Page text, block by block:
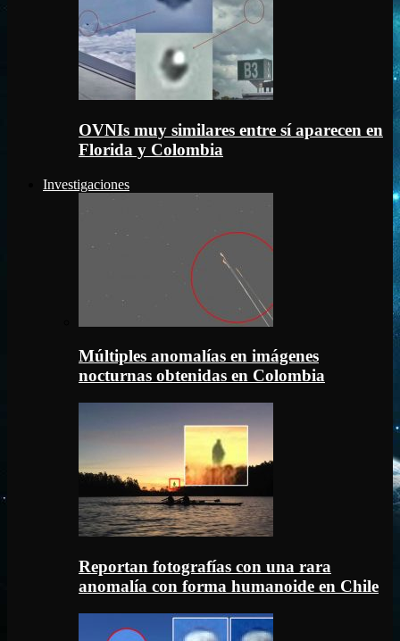
OVNIs muy similares entre sí aparecen en
Florida y Colombia
Investigaciones
Múltiples anomalías en imágenes
nocturnas obtenidas en Colombia
Reportan fotografías con una rara
anomalía con forma humanoide en Chile